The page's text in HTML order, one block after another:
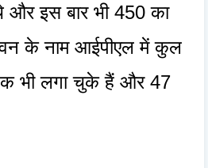
और इस बार भी 450 का
के नाम आईपीएल में कुल
भी लगा चुके हैं और 47